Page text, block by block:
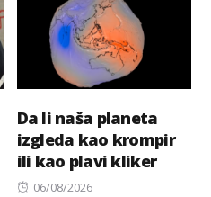
Da li naša planeta
izgleda kao krompir
ili kao plavi kliker
Posted
06/08/2026